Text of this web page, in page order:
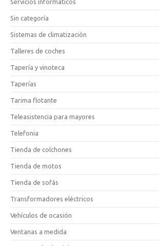
Sin categoría
Sistemas de climatización
Talleres de coches
Tapería y vinoteca
Taperías
Tarima flotante
Teleasistencia para mayores
Telefonia
Tienda de colchones
Tienda de motos
Tienda de sofás
Transformadores eléctricos
Vehículos de ocasión
Ventanas a medida